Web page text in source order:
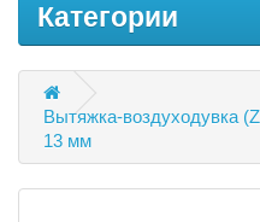
Категории
Вытяжка-воздуходувка
13 мм